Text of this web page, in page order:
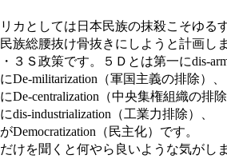
としては日本民族の抹殺こそゆる
総腰抜け骨抜きにしようと計画し
Ｓ政策です。５Ｄとは第一にdis-
militarization（軍国主義の排除）、
centralization（中央集権組織の排
industrialization（工業力排除）、
（民主化）です。
を聞くと何やら良いような気がし